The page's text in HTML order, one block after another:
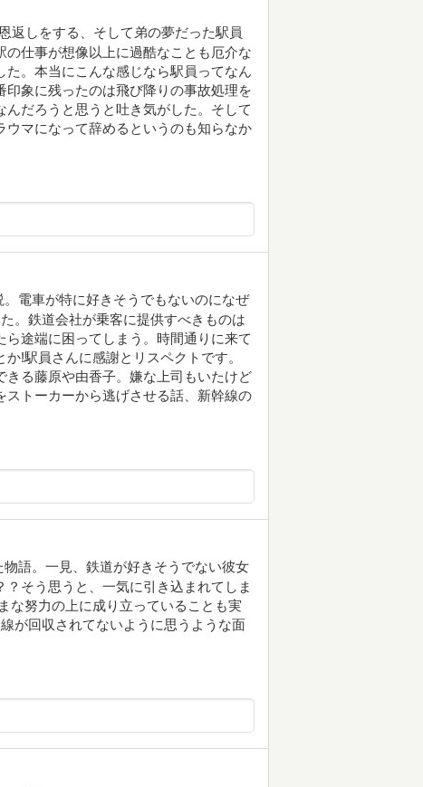
返しをする、そして弟の夢だった駅員
仕事が想像以上に過酷なことも厄介な
。本当にこんな感じなら駅員ってなん
象に残ったのは飛び降りの事故処理を
だろうと思うと吐き気がした。そして
マになって辞めるというのも知らなか
電車が特に好きそうでもないのになぜ
。鉄道会社が乗客に提供すべきものは
途端に困ってしまう。時間通りに来て
!駅員さんに感謝とリスペクトです。
る藤原や由香子。嫌な上司もいたけど
トーカーから逃げさせる話、新幹線の
語。一見、鉄道が好きそうでない彼女
そう思うと、一気に引き込まれてしま
な努力の上に成り立っていることも実
が回収されてないように思うような面